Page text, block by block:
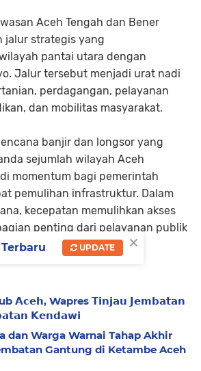
Aceh Tengah dan Bener
jalur strategis yang
pantai utara dengan
Jalur tersebut menjadi urat nadi
perdagangan, pelayanan
dan mobilitas masyarakat.
banjir dan longsor yang
sejumlah wilayah Aceh
momentum bagi pemerintah
pemulihan infrastruktur. Dalam
kecepatan memulihkan akses
penting dari pelayanan publik
masyarakat.
𝗔𝗰𝗲𝗵, Wapres 𝗧𝗶𝗻𝗷𝗮𝘂 𝗝𝗲𝗺𝗯𝗮𝘁𝗮𝗻
𝗞𝗲𝗻𝗱𝗮𝘄𝗶
dan Warga Warnai Tahap Akhir
Gantung di Ketambe Aceh
×
UPDATE